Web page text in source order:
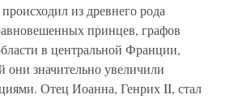
из древнего рода
принцев, графов
в центральной Франции,
они значительно увеличили
Отец Иоанна, Генрих II, стал